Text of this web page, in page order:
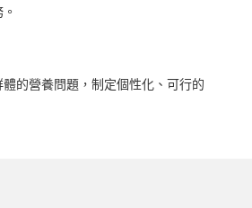
的營養問題，制定個性化、可行的